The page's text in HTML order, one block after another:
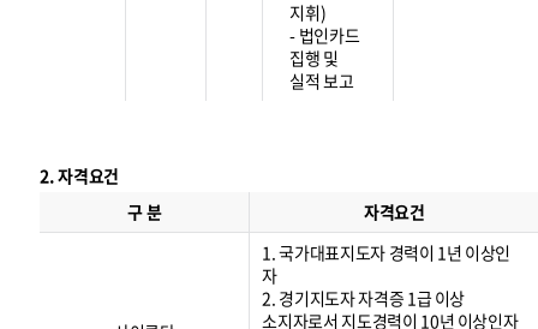
지휘)
- 법인카드
집행 및
실적 보고
2. 자격요건
구 분 자격요건
1. 국가대표지도자 경력이 1년 이상인
자
2. 경기지도자 자격증 1급 이상
소지자로서 지도경력이 10년 이상인자